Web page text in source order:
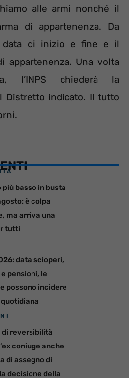
alle armi nonché il
di appartenenza. Da
data di inizio e fine e il
appartenenza. Una volta
l’INPS chiederà la
Distretto indicato. Il tutto
più basso in busta
è colpa
ma arriva una
tutti
data scioperi,
e pensioni, le
possono incidere
di reversibilità
coniuge anche
di assegno di
decisione della